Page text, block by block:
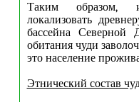
Таким образом,
локализовать
бассейна Северной
обитания чуди
это население
Этнический состав